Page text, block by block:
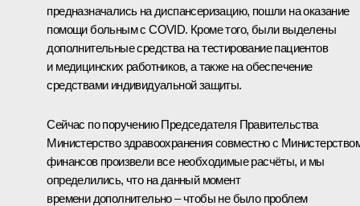
предназначались на диспансеризацию, пошли на оказание
помощи больным с COVID. Кроме того, были выделены
дополнительные средства на тестирование пациентов
и медицинских работников, а также на обеспечение
средствами индивидуальной защиты.
Сейчас по поручению Председателя Правительства
Министерство здравоохранения совместно с
финансов произвели все необходимые расчёты, и мы
определились, что на данный момент
времени дополнительно – чтобы не было проблем